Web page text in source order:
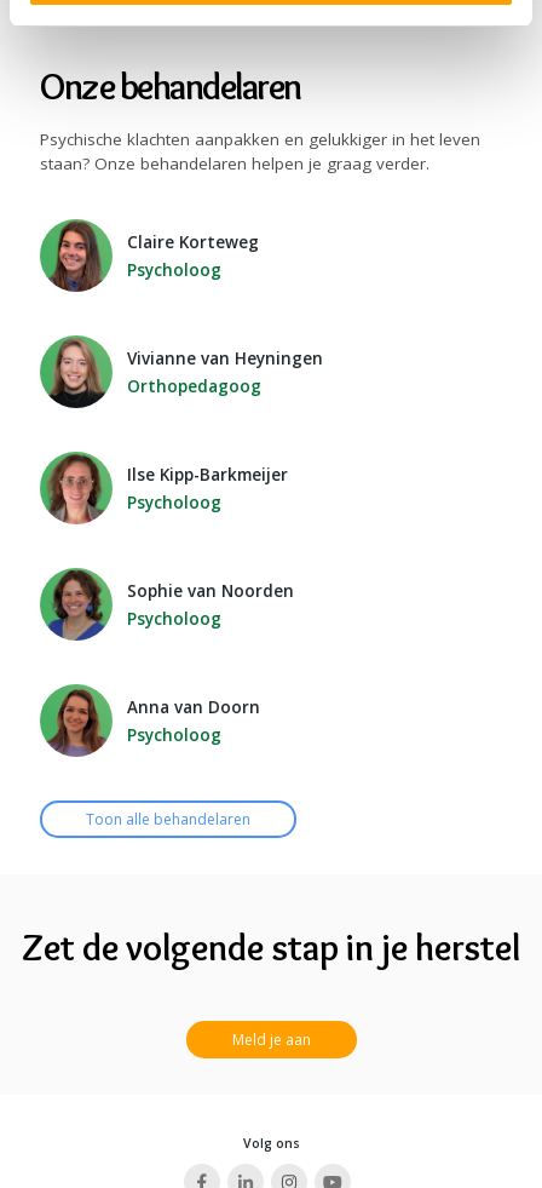
Onze behandelaren
Psychische klachten aanpakken en gelukkiger in het leven
staan? Onze behandelaren helpen je graag verder.
Claire Korteweg
Psycholoog
Vivianne van Heyningen
Orthopedagoog
Ilse Kipp-Barkmeijer
Psycholoog
Sophie van Noorden
Psycholoog
Anna van Doorn
Psycholoog
Toon alle behandelaren
Zet de volgende stap in je herstel
Meld je aan
Volg ons